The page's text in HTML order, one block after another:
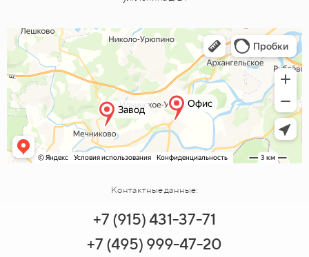
Контактные данные:
+7 (915) 431-37-71
+7 (495) 999-47-20